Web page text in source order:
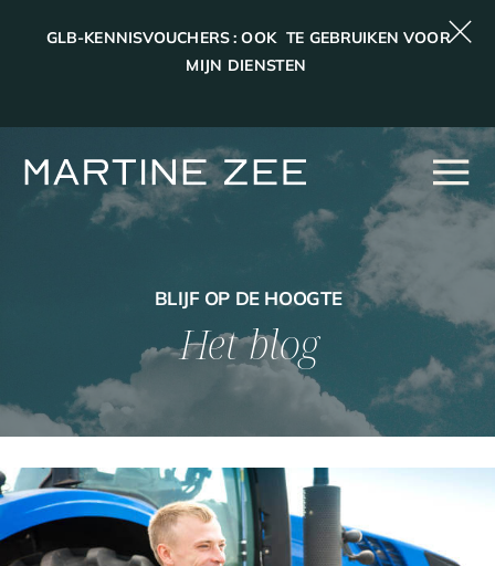
GLB-KENNISVOUCHERS : OOK TE GEBRUIKEN VOOR
MIJN DIENSTEN
BLIJF OP DE HOOGTE
Het blog